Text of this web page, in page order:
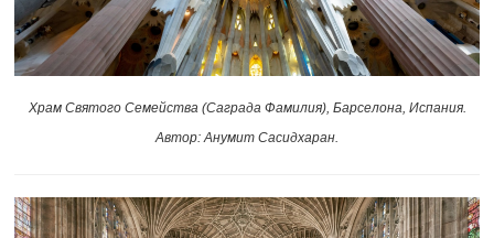
Храм Святого Семейства (Саграда Фамилия), Барселона, Испания.
Автор: Анумит Сасидхаран.